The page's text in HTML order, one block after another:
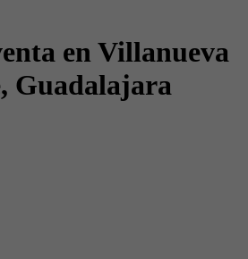
en Villanueva
Guadalajara